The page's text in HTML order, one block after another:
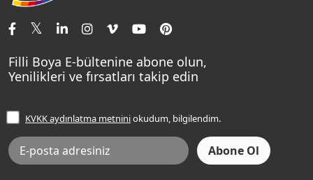
Tavan Boyaları
Ev Bakım ve Hobi Boyaları
Yatak Odası Renkleri
Sentomaxx Sentetik Boya
Sentomaxx İpeksi Mat
Momento Life
Şampanya Rengi
Açık Mavi Rengi
Frezya Rengi
İletişim Bilgilerimiz
Renk Danışma
Filli Ustam
Sıkça Sorulan Sorular
Ücretsiz Yalıtım Keşif Hizmeti
Bilgi Toplumu Hizmetleri
İnternet Sitesi Kullanım Koşulları
KVKK Talep Formu
Filli Boya E-bültenine abone olun,
Yenilikleri ve fırsatları takip edin
KVKK aydınlatma metniniokudum, bilgilendim.